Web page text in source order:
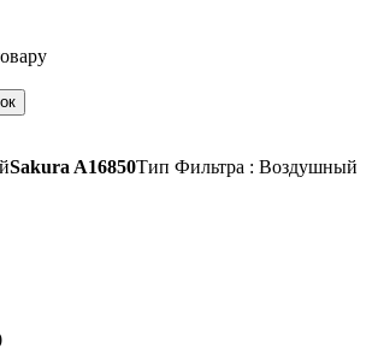
Sakura A16850Тип Фильтра : Воздушный